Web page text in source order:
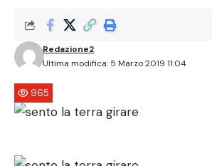
Ultima modifica: 5 Marzo 2019 11:04
Redazione2
965